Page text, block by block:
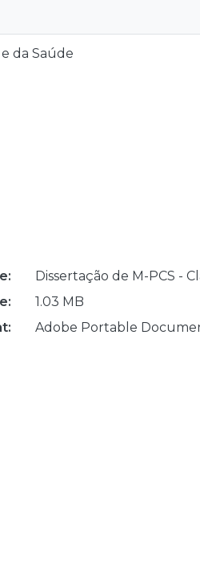
da Saúde
Dissertação de M-PCS -
1.03 MB
Adobe Portable